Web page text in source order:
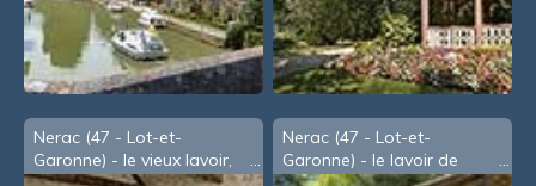
Nerac (47 - Lot-et-
Garonne) - le vieux lavoir,
Nerac (47 - Lot-et-
Garonne) - le lavoir de